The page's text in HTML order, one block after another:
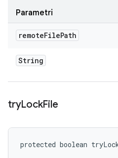
Parametri
remoteFilePath
String
tryLockFile
protected boolean